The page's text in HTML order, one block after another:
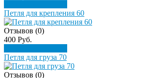
Петля для крепления 60
Отзывов (0)
400 Руб.
Петля для груза 70
Отзывов (0)